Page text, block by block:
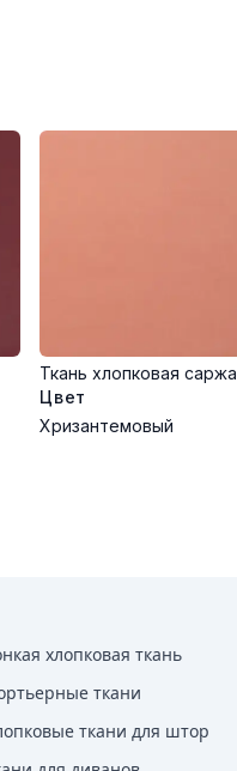
Ткань хлопковая саржа
Цвет
Хризантемовый
хлопковая ткань
ткани
ткани для штор